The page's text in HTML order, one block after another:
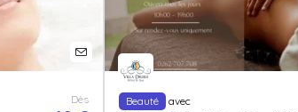
Dès Beauté avec